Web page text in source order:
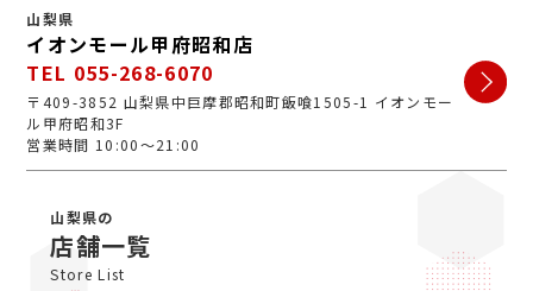
山梨県
イオンモール甲府昭和店
TEL 055-268-6070
〒409-3852 山梨県中巨摩郡昭和町飯喰1505-1 イオンモー
ル甲府昭和3F
営業時間 10:00～21:00
山梨県の
店舗一覧
Store List